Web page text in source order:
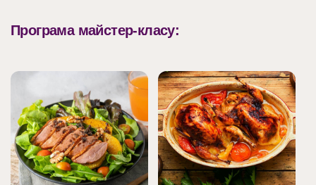
Програма майстер-класу: